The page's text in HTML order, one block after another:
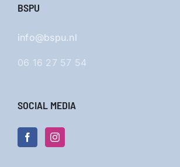
BSPU
info@bspu.nl
06 16 27 57 54
SOCIAL MEDIA